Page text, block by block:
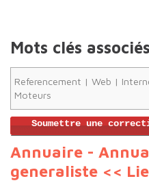
Mots clés
Referencement | Web |
Moteurs
Soumettre une
Annuaire -
generaliste <<